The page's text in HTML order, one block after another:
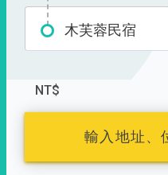
木芙蓉民宿
NT$
輸入地址、